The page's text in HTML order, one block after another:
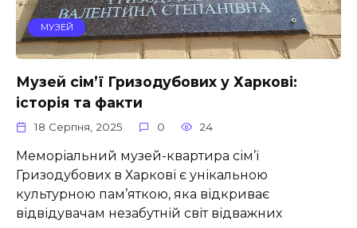
МУЗЕЙ
Музей сім’ї Гризодубових у Харкові:
історія та факти
18 Серпня, 2025 0 24
Меморіальний музей-квартира сім’ї
Гризодубових в Харкові є унікальною
культурною пам’яткою, яка відкриває
відвідувачам незабутній світ відважних